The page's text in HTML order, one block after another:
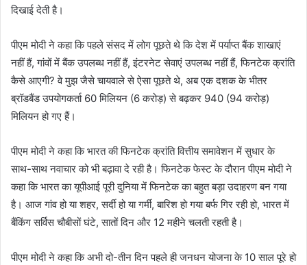
दिखाई देती है।
पीएम मोदी ने कहा कि पहले संसद में लोग पूछते थे कि देश में पर्याप्त बैंक शाखाएं
नहीं हैं, गांवों में बैंक उपलब्ध नहीं हैं, इंटरनेट सेवाएं उपलब्ध नहीं हैं, फिनटेक क्रांति
कैसे आएगी? वे मुझ जैसे चायवाले से ऐसा पूछते थे, अब एक दशक के भीतर
ब्रॉडबैंड उपयोगकर्ता 60 मिलियन (6 करोड़) से बढ़कर 940 (94 करोड़)
मिलियन हो गए हैं।
पीएम मोदी ने कहा कि भारत की फिनटेक क्रांति वित्तीय समावेशन में सुधार के
साथ-साथ नवाचार को भी बढ़ावा दे रही है। फिनटेक फेस्ट के दौरान पीएम मोदी ने
कहा कि भारत का यूपीआई पूरी दुनिया में फिनटेक का बहुत बड़ा उदाहरण बन गया
है। आज गांव हो या शहर, सर्दी हो या गर्मी, बारिश हो गया बर्फ गिर रही हो, भारत में
बैंकिंग सर्विस चौबीसों घंटे, सातों दिन और 12 महीने चलती रहती है।
पीएम मोदी ने कहा कि अभी दो-तीन दिन पहले ही जनधन योजना के 10 साल पूरे हो